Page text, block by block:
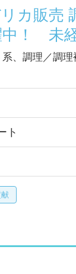
カ販
中！ 未
、調理／調理
ト